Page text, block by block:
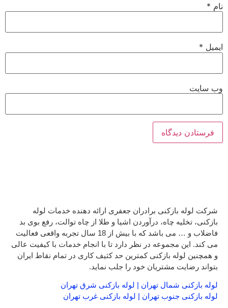
نام *
ایمیل *
وب‌ سایت
شرکت لوله بازکنی برادران جعفری ارائه دهنده خدمات لوله
بازکنی، تخلیه چاه، درآوردن اشیا و طلا از چاه توالت، رفع بوی بد
فاضلاب و … می باشد که با بیش از 18 سال تجربه واقعی فعالیت
می کند. این مجموعه در نظر دارد تا با انجام خدمات با کیفیت عالی
و همچنین لوله بازکنی کمترین حد کثیف کاری در تمام نقاط ایران
بتواند رضایت مشتریان خود را جلب نماید.
لوله بازکنی شمال تهران | لوله بازکنی شرق تهران
لوله بازکنی جنوب تهران | لوله بازکنی غرب تهران